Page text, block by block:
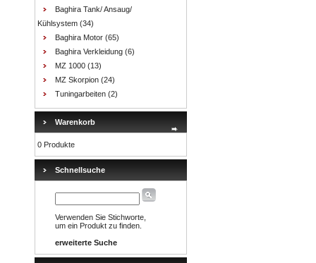
Baghira Tank/ Ansaug/
Kühlsystem (34)
Baghira Motor (65)
Baghira Verkleidung (6)
MZ 1000 (13)
MZ Skorpion (24)
Tuningarbeiten (2)
Warenkorb
0 Produkte
Schnellsuche
Verwenden Sie Stichworte,
um ein Produkt zu finden.
erweiterte Suche